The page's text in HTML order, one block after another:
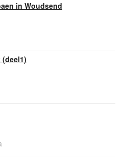
in Woudsend